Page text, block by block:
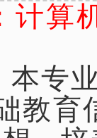
计算
本专
教育